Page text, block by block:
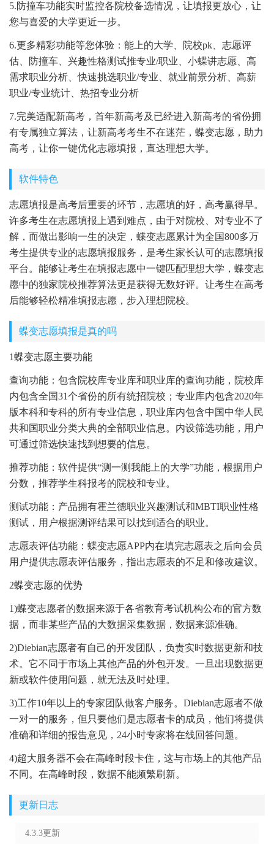
5.防撞车功能实时监控各院校备选情况，让填报更放心，让
您与喜爱的大学更近一步。
6.更多精彩功能等您体验：能上的大学、院校pk、志愿评
估、防撞车、兴趣性格测试推专业/职业、小蝶讲志愿、高
需求职业分析、快速挑选职业/专业、就业前景分析、高薪
职业/专业统计、热招专业分析
7.完美适配新高考，首年新高考及已经进入新高考的省份拥
有专属独立算法，让新高考考生不在迷茫，蝶变志愿，助力
高考，让你一键优化志愿填报，直达理想大学。
软件特色
志愿填报是高考后重要的环节，志愿填的好，高考赢得早。
许多考生在志愿填报上遇到难点，由于对院校、对专业不了
解，而做出影响一生的决定，蝶变志愿累计为全国800多万
考生提供专业的志愿填报服务，是考生家长认可的志愿填报
平台。能够让考生在填报志愿中一键匹配理想大学，蝶变志
愿中的独家院校推荐算法更是获得无数好评。让考生在高考
后能够轻松精准填报志愿，步入理想院校。
蝶变志愿填报是真的吗
1蝶变志愿主要功能
查询功能：包含院校库专业库和职业库的查询功能，院校库
内包含全国31个省份的所有统招院校；专业库内包含2020年
版本科和专科的所有专业信息，职业库内包含中国中华人民
共和国职业分类大典的全部职业信息。内设筛选功能，用户
可通过筛选快速找到想要的信息。
推荐功能：软件提供“测一测我能上的大学”功能，根据用户
分数，推荐学生科报考的院校和专业。
测试功能：产品拥有霍兰德职业兴趣测试和MBTI职业性格
测试，用户根据测评结果可以找到适合的职业。
志愿表评估功能：蝶变志愿APP内在填完志愿表之后向会员
用户提供志愿表评估服务，指出志愿表的不足和修改建议。
2蝶变志愿的优势
1)蝶变志愿者的数据来源于各省教育考试机构公布的官方数
据，而非某些产品的大数据采集数据，数据来源准确。
2)Diebian志愿者有自己的开发团队，负责实时数据更新和技
术。它不同于市场上其他产品的外包开发。一旦出现数据更
新或软件使用问题，就无法及时处理。
3)工作10年以上的专家团队做客户服务。Diebian志愿者不做
一对一的服务，但只要他们是志愿者卡的成员，他们将提供
准确和详细的报告意见，24小时专家将在线回答问题。
4)超大服务器不会在高峰时段卡住，这与市场上的其他产品
不同。在高峰时段，数据不能频繁刷新。
更新日志
4.3.3更新